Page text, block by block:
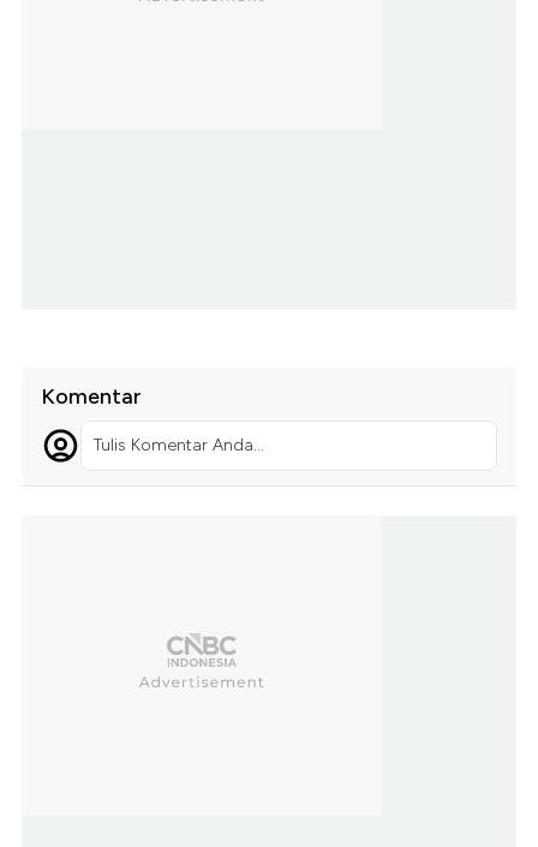
Komentar
Tulis Komentar Anda...